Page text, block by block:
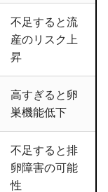
不足すると流
産のリスク上
昇
高すぎると卵
巣機能低下
不足すると排
卵障害の可能
性